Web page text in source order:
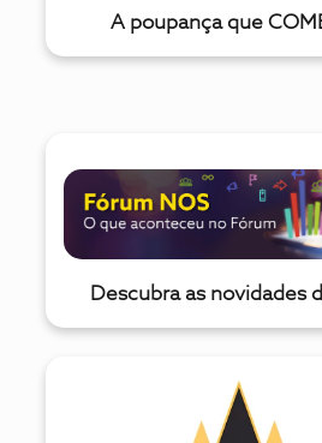
A poupança que
Descubra as novidades